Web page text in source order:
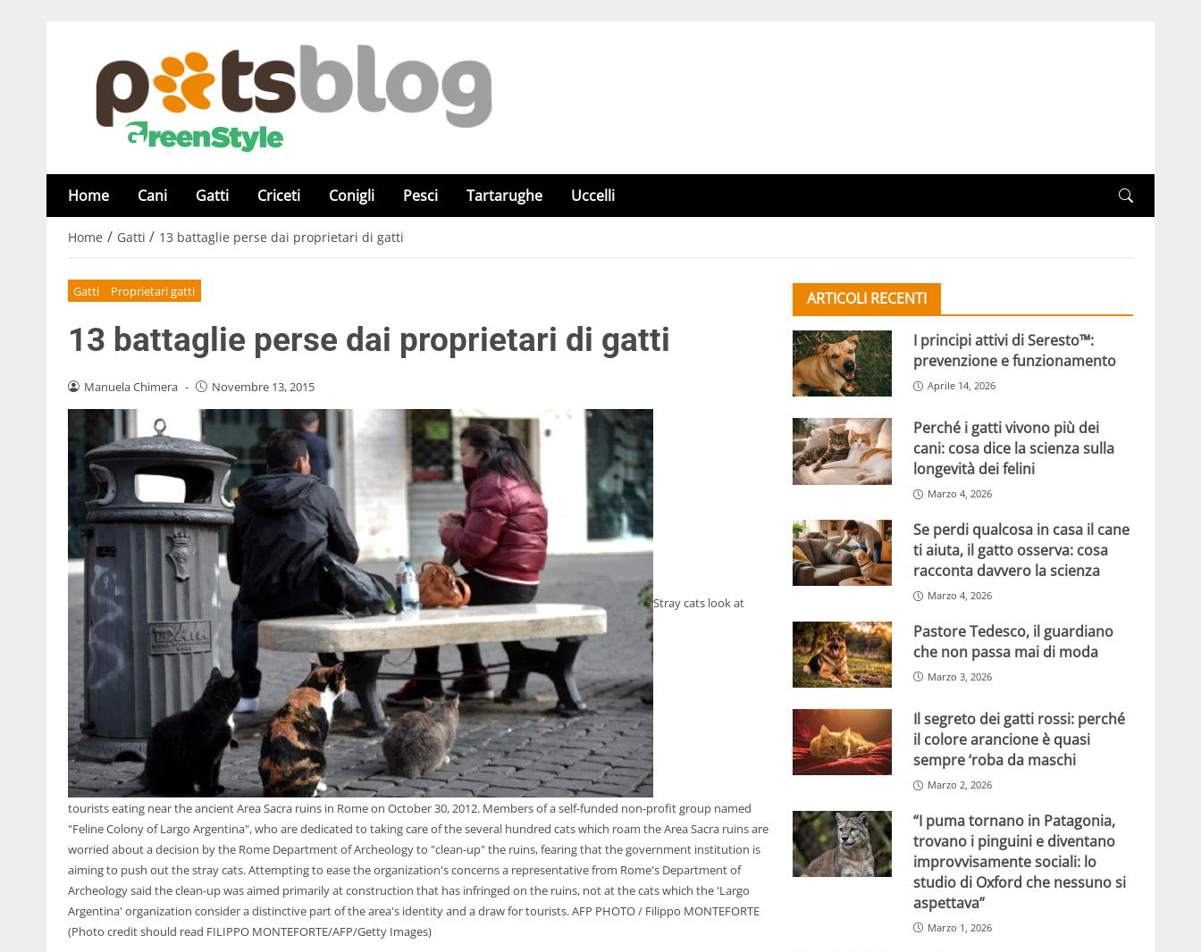
Home Cani Gatti Criceti Conigli Pesci Tartarughe Uccelli
Home / Gatti / 13 battaglie perse dai proprietari di gatti
Gatti Proprietari gatti
13 battaglie perse dai proprietari di gatti
Manuela Chimera - Novembre 13, 2015
Stray cats look at
tourists eating near the ancient Area Sacra ruins in Rome on October 30, 2012. Members of a self-funded non-profit group named
"Feline Colony of Largo Argentina", who are dedicated to taking care of the several hundred cats which roam the Area Sacra ruins are
worried about a decision by the Rome Department of Archeology to "clean-up" the ruins, fearing that the government institution is
aiming to push out the stray cats. Attempting to ease the organization's concerns a representative from Rome's Department of
Archeology said the clean-up was aimed primarily at construction that has infringed on the ruins, not at the cats which the 'Largo
Argentina' organization consider a distinctive part of the area's identity and a draw for tourists. AFP PHOTO / Filippo MONTEFORTE
(Photo credit should read FILIPPO MONTEFORTE/AFP/Getty Images)
ARTICOLI RECENTI
I principi attivi di Seresto™:
prevenzione e funzionamento
Aprile 14, 2026
Perché i gatti vivono più dei
cani: cosa dice la scienza sulla
longevità dei felini
Marzo 4, 2026
Se perdi qualcosa in casa il cane
ti aiuta, il gatto osserva: cosa
racconta davvero la scienza
Marzo 4, 2026
Pastore Tedesco, il guardiano
che non passa mai di moda
Marzo 3, 2026
Il segreto dei gatti rossi: perché
il colore arancione è quasi
sempre ‘roba da maschi
Marzo 2, 2026
“I puma tornano in Patagonia,
trovano i pinguini e diventano
improvvisamente sociali: lo
studio di Oxford che nessuno si
aspettava”
Marzo 1, 2026